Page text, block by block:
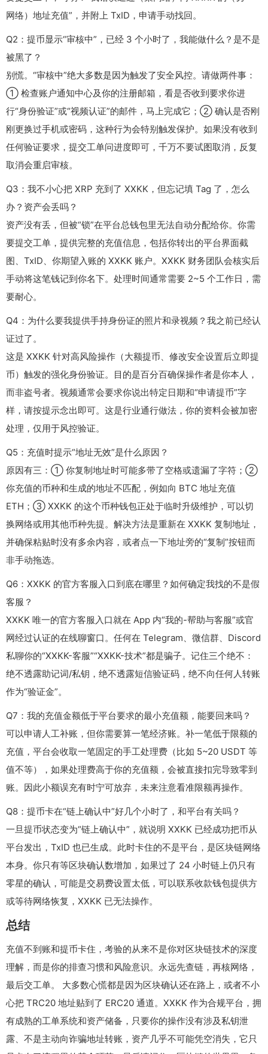
网络）地址充值”，并附上 TxID，申请手动找回。
Q2：提币显示“审核中”，已经 3 个小时了，我能做什么？是不是
被黑了？
别慌。“审核中”绝大多数是因为触发了安全风控。请做两件事：
① 检查账户通知中心及你的注册邮箱，看是否收到要求你进
行“身份验证”或“视频认证”的邮件，马上完成它；② 确认是否刚
刚更换过手机或密码，这种行为会特别触发保护。如果没有收到
任何验证要求，提交工单问进度即可，千万不要试图取消，反复
取消会重启审核。
Q3：我不小心把 XRP 充到了 XXKK，但忘记填 Tag 了，怎么
办？资产会丢吗？
资产没有丢，但被“锁”在平台总钱包里无法自动分配给你。你需
要提交工单，提供完整的充值信息，包括你转出的平台界面截
图、TxID、你期望入账的 XXKK 账户。XXKK 财务团队会核实后
手动将这笔钱记到你名下。处理时间通常需要 2~5 个工作日，需
要耐心。
Q4：为什么要我提供手持身份证的照片和录视频？我之前已经认
证过了。
这是 XXKK 针对高风险操作（大额提币、修改安全设置后立即提
币）触发的强化身份验证。目的是百分百确保操作者是你本人，
而非盗号者。视频通常会要求你说出特定日期和“申请提币”字
样，请按提示念出即可。这是行业通行做法，你的资料会被加密
处理，仅用于风控验证。
Q5：充值时提示“地址无效”是什么原因？
原因有三：① 你复制地址时可能多带了空格或遗漏了字符；②
你充值的币种和生成的地址不匹配，例如向 BTC 地址充值
ETH；③ XXKK 的这个币种钱包正处于临时升级维护，可以切
换网络或用其他币种先提。解决方法是重新在 XXKK 复制地址，
并确保粘贴时没有多余内容，或者点一下地址旁的“复制”按钮而
非手动拖选。
Q6：XXKK 的官方客服入口到底在哪里？如何确定我找的不是假
客服？
XXKK 唯一的官方客服入口就在 App 内“我的-帮助与客服”或官
网经过认证的在线聊窗口。任何在 Telegram、微信群、Discord
私聊你的“XXKK-客服”“XXKK-技术”都是骗子。记住三个绝不：
绝不透露助记词/私钥，绝不透露短信验证码，绝不向任何人转账
作为“验证金”。
Q7：我的充值金额低于平台要求的最小充值额，能要回来吗？
可以申请人工补账，但你需要算一笔经济账。补一笔低于限额的
充值，平台会收取一笔固定的手工处理费（比如 5~20 USDT 等
值不等），如果处理费高于你的充值额，会被直接扣完导致零到
账。因此小额误充有时宁可放弃，未来注意看准限额再操作。
Q8：提币卡在“链上确认中”好几个小时了，和平台有关吗？
一旦提币状态变为“链上确认中”，就说明 XXKK 已经成功把币从
平台发出，TxID 也已生成。此时卡住的不是平台，是区块链网络
本身。你只有等区块确认数增加，如果过了 24 小时链上仍只有
零星的确认，可能是交易费设置太低，可以联系收款钱包提供方
或等待网络恢复，XXKK 已无法操作。
总结
充值不到账和提币卡住，考验的从来不是你对区块链技术的深度
理解，而是你的排查习惯和风险意识。永远先查链，再核网络，
最后交工单。 大多数心慌都是因为区块确认还在路上，或者不小
心把 TRC20 地址贴到了 ERC20 通道。XXKK 作为合规平台，拥
有成熟的工单系统和资产储备，只要你的操作没有涉及私钥泄
露、不是主动向诈骗地址转账，资产几乎不可能凭空消失，它只